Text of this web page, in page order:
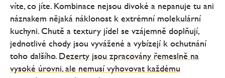
víte, co jíte. Kombinace nejsou divoké a nepanuje tu ani
náznakem nějaká náklonost k extrémní molekulární
kuchyni. Chutě a textury jídel se vzájemně doplňují,
jednotlivé chody jsou vyvážené a vybízejí k ochutnání
toho dalšího. Dezerty jsou zpracovány řemeslně na
vysoké úrovni, ale nemusí vyhovovat každému